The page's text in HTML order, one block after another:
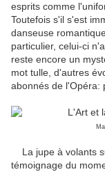
esprits comme
Toutefois s'il s'est
danseuse
particulier, celui-ci
reste encore un
mot tulle, d'autres
abonnés de l'Opéra:
La jupe à volants
témoignage du